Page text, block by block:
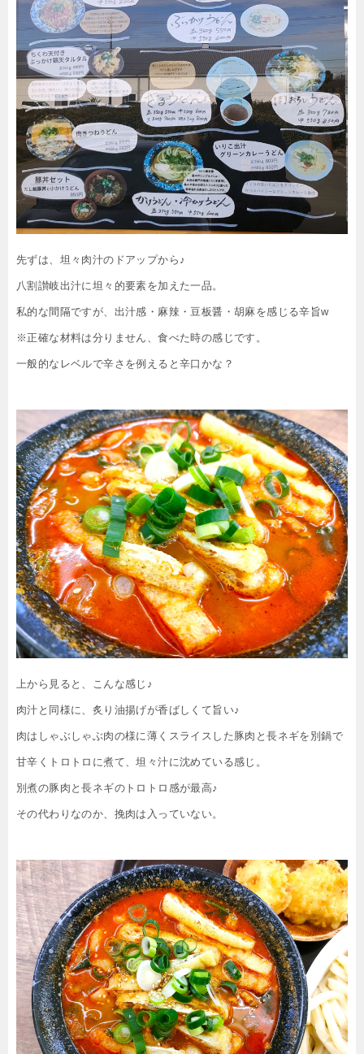
先ずは、坦々肉汁のドアップから♪
八割讃岐出汁に坦々的要素を加えた一品。
私的な間隔ですが、出汁感・麻辣・豆板醤・胡麻を感じる辛旨w
※正確な材料は分りません、食べた時の感じです。
一般的なレベルで辛さを例えると辛口かな？
上から見ると、こんな感じ♪
肉汁と同様に、炙り油揚げが香ばしくて旨い♪
肉はしゃぶしゃぶ肉の様に薄くスライスした豚肉と長ネギを別鍋で
甘辛くトロトロに煮て、坦々汁に沈めている感じ。
別煮の豚肉と長ネギのトロトロ感が最高♪
その代わりなのか、挽肉は入っていない。